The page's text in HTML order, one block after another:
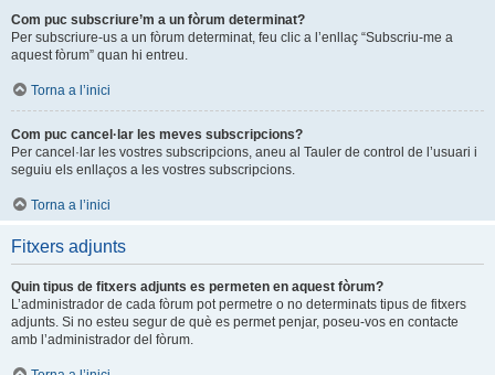
Com puc subscriure’m a un fòrum determinat?
Per subscriure-us a un fòrum determinat, feu clic a l’enllaç “Subscriu-me a
aquest fòrum” quan hi entreu.
Torna a l’inici
Com puc cancel·lar les meves subscripcions?
Per cancel·lar les vostres subscripcions, aneu al Tauler de control de l’usuari i
seguiu els enllaços a les vostres subscripcions.
Torna a l’inici
Fitxers adjunts
Quin tipus de fitxers adjunts es permeten en aquest fòrum?
L’administrador de cada fòrum pot permetre o no determinats tipus de fitxers
adjunts. Si no esteu segur de què es permet penjar, poseu-vos en contacte
amb l’administrador del fòrum.